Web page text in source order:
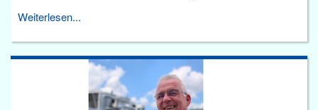
Weiterlesen...